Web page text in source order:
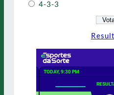
4-3-3